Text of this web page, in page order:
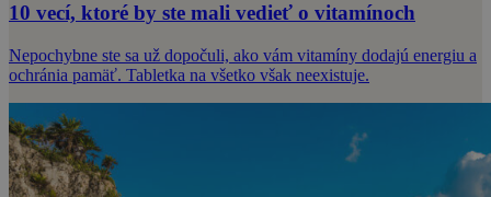
10 vecí, ktoré by ste mali vedieť o vitamínoch
Nepochybne ste sa už dopočuli, ako vám vitamíny dodajú energiu a
ochránia pamäť. Tabletka na všetko však neexistuje.